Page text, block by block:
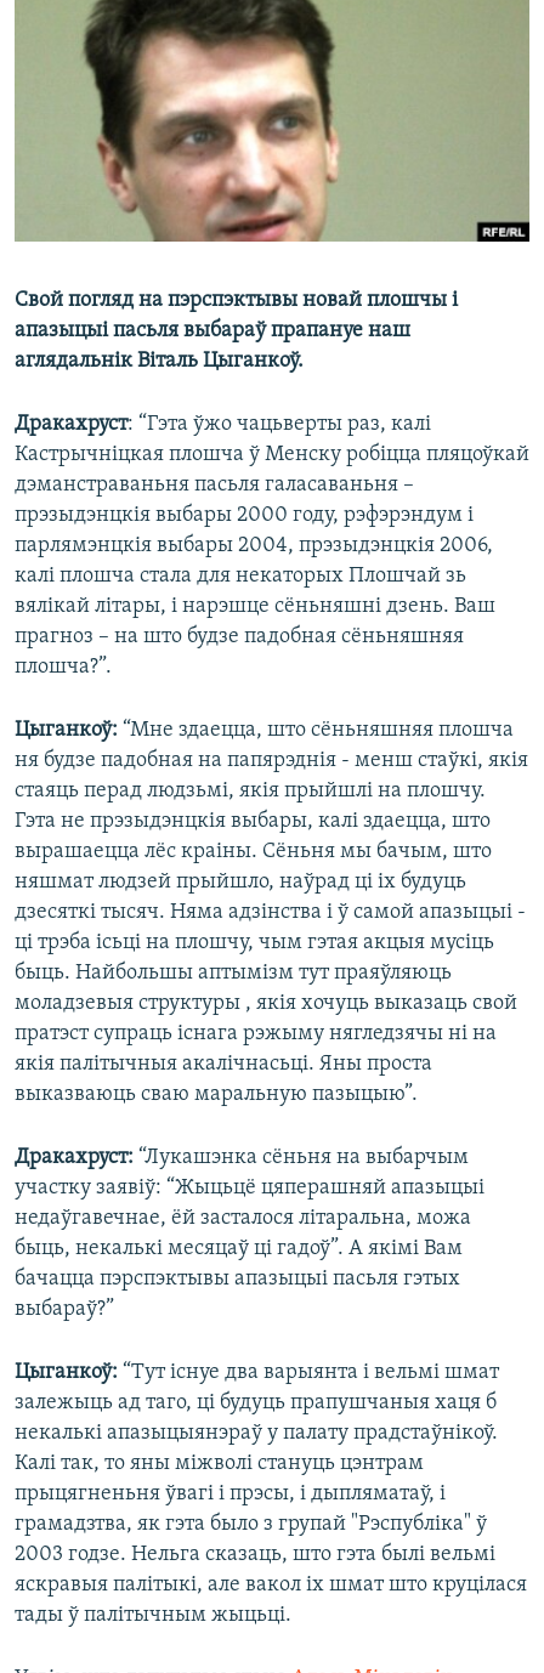
КУЛЬТУРА
КАЛЯНДАР
НА ХВАЛЯХ СВАБОДЫ
Свой погляд на пэрспэктывы новай плошчы і
апазыцыі пасьля выбараў прапануе наш
аглядальнік Віталь Цыганкоў.
Дракахруст: “Гэта ўжо чацьверты раз, калі
Кастрычніцкая плошча ў Менску робіцца пляцоўкай
дэманстраваньня пасьля галасаваньня –
прэзыдэнцкія выбары 2000 году, рэфэрэндум і
парлямэнцкія выбары 2004, прэзыдэнцкія 2006,
калі плошча стала для некаторых Плошчай зь
вялікай літары, і нарэшце сёньняшні дзень. Ваш
прагноз – на што будзе падобная сёньняшняя
плошча?”.
Цыганкоў: “Мне здаецца, што сёньняшняя плошча
ня будзе падобная на папярэднія - менш стаўкі, якія
стаяць перад людзьмі, якія прыйшлі на плошчу.
Гэта не прэзыдэнцкія выбары, калі здаецца, што
вырашаецца лёс краіны. Сёньня мы бачым, што
няшмат людзей прыйшло, наўрад ці іх будуць
дзесяткі тысяч. Няма адзінства і ў самой апазыцыі -
ці трэба ісьці на плошчу, чым гэтая акцыя мусіць
быць. Найбольшы аптымізм тут праяўляюць
моладзевыя структуры , якія хочуць выказаць свой
пратэст супраць існага рэжыму нягледзячы ні на
якія палітычныя акалічнасьці. Яны проста
выказваюць сваю маральную пазыцыю”.
Дракахруст: “Лукашэнка сёньня на выбарчым
участку заявіў: “Жыцьцё цяперашняй апазыцыі
недаўгавечнае, ёй засталося літаральна, можа
быць, некалькі месяцаў ці гадоў”. А якімі Вам
бачацца пэрспэктывы апазыцыі пасьля гэтых
выбараў?”
Цыганкоў: “Тут існуе два варыянта і вельмі шмат
залежыць ад таго, ці будуць прапушчаныя хаця б
некалькі апазыцыянэраў у палату прадстаўнікоў.
Калі так, то яны міжволі стануць цэнтрам
прыцягненьня ўвагі і прэсы, і дыпляматаў, і
грамадзтва, як гэта было з групай "Рэспубліка" ў
2003 годзе. Нельга сказаць, што гэта былі вельмі
яскравыя палітыкі, але вакол іх шмат што круцілася
тады ў палітычным жыцьці.